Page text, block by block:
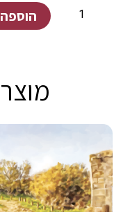
כמות